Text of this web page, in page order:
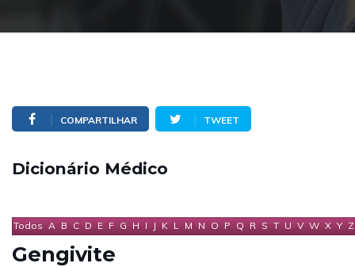
COMPARTILHAR TWEET
Dicionário Médico
Todos A B C D E F G H I J K L M N O P Q R S T U V W X Y Z
Gengivite